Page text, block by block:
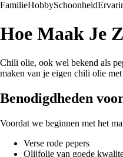
FamilieHobbySchoonheid
Hoe Maak Je
Chili olie, ook wel bekend als
maken van je eigen chili olie
Benodigdheden
Voordat we beginnen met het
Verse rode pepers
Olijfolie van goede